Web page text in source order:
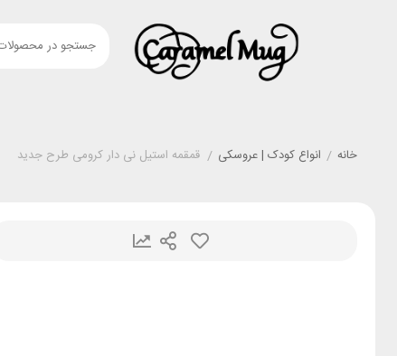
خانه / انواع کودک | عروسکی / قمقمه استیل نی دار کرومی طرح جدید